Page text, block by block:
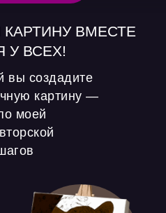
вы создадите
картину —
моей
ВМЕСТЕ
У ВСЕХ!